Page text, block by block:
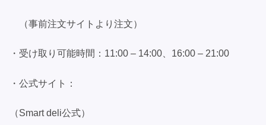
（事前注文サイトより注文）
・受け取り可能時間：11:00 – 14:00、16:00 – 21:00
・公式サイト：
（Smart deli公式）